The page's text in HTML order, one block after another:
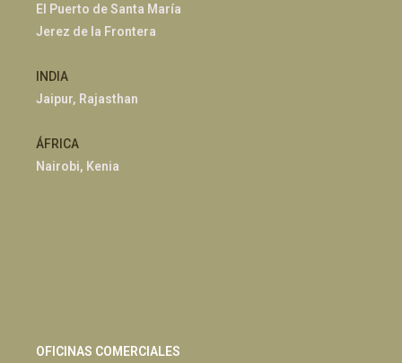
El Puerto de Santa María
Jerez de la Frontera
INDIA
Jaipur, Rajasthan
ÁFRICA
Nairobi, Kenia
OFICINAS COMERCIALES